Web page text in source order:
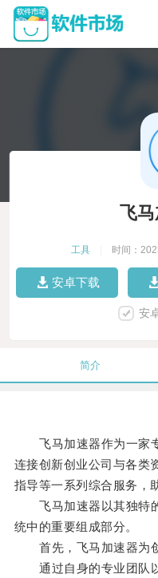
飞
工具 时间：
安卓下载
安
简介
飞马加速器作为一家专
连接创新创业公司与各类
指导等一系列综合服务，
飞马加速器以其独特的
统中的重要组成部分。
首先，飞马加速器为创
通过自身的专业团队以